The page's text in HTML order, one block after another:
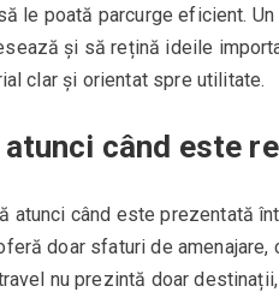
le poată parcurge eficient.
și să rețină ideile
clar și orientat spre utilitate.
când este
când este prezentată
doar sfaturi de
nu prezintă doar